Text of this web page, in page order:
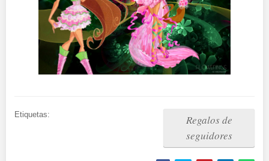
Etiquetas:
Regalos de
seguidores